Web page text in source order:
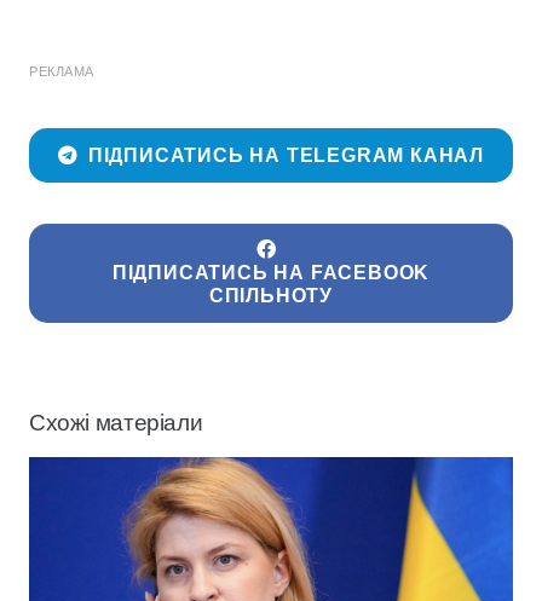
РЕКЛАМА
ПІДПИСАТИСЬ НА TELEGRAM КАНАЛ
ПІДПИСАТИСЬ НА FACEBOOK
СПІЛЬНОТУ
Схожі матеріали